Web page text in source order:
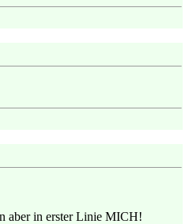
aber in erster Linie MICH!